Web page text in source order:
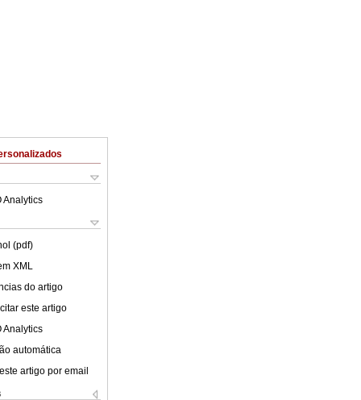
Analytics
(pdf)
XML
do artigo
este artigo
Analytics
automática
artigo por email